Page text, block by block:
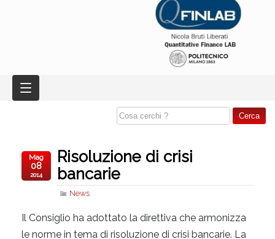
Risoluzione di crisi
bancarie
News
Mag
08
2014
Il Consiglio ha adottato la direttiva che armonizza
le norme in tema di risoluzione di crisi bancarie. La